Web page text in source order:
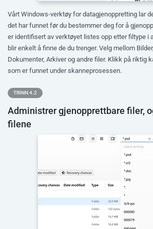
Vårt Windows-verktøy for datagjenoppretting lar
det har funnet før du bestemmer deg for å
er identifisert av verktøyet listes opp etter filtype i
blir enkelt å finne de du trenger. Velg mellom
Dokumenter, Arkiver og andre filer. Klikk på riktig
som er funnet under skanneprosessen.
TRINN 4.2
Administrer gjenopprettbare filer,
filene